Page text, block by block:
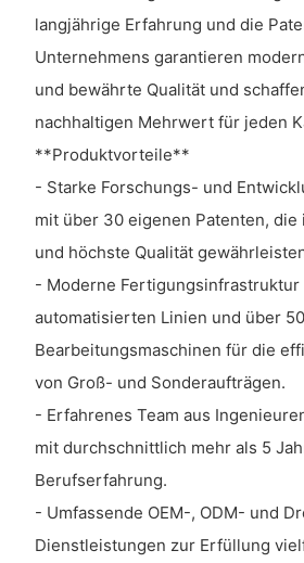
langjährige Erfahrung und die
Unternehmens garantieren
und bewährte Qualität und
nachhaltigen Mehrwert für jeden
**Produktvorteile**
- Starke Forschungs- und
mit über 30 eigenen Patenten, die
und höchste Qualität
- Moderne Fertigungsinfrastruktur
automatisierten Linien und über 50
Bearbeitungsmaschinen für die
von Groß- und Sonderaufträgen.
- Erfahrenes Team aus
mit durchschnittlich mehr als 5
Berufserfahrung.
- Umfassende OEM-, ODM- und
Dienstleistungen zur Erfüllung